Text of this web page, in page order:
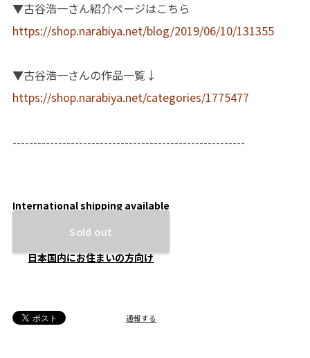
▼古谷浩一さん紹介ページはこちら
https://shop.narabiya.net/blog/2019/06/10/131355
▼古谷浩一さんの作品一覧↓
https://shop.narabiya.net/categories/1775477
--------------------------------------------------------
International shipping available
Sold out
日本国内にお住まいの方向け
通報する